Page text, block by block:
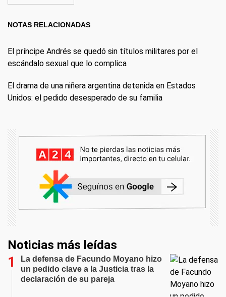
NOTAS RELACIONADAS
El príncipe Andrés se quedó sin títulos militares por el
escándalo sexual que lo complica
El drama de una niñera argentina detenida en Estados
Unidos: el pedido desesperado de su familia
Noticias más leídas
La defensa de Facundo Moyano hizo
un pedido clave a la Justicia tras la
declaración de su pareja